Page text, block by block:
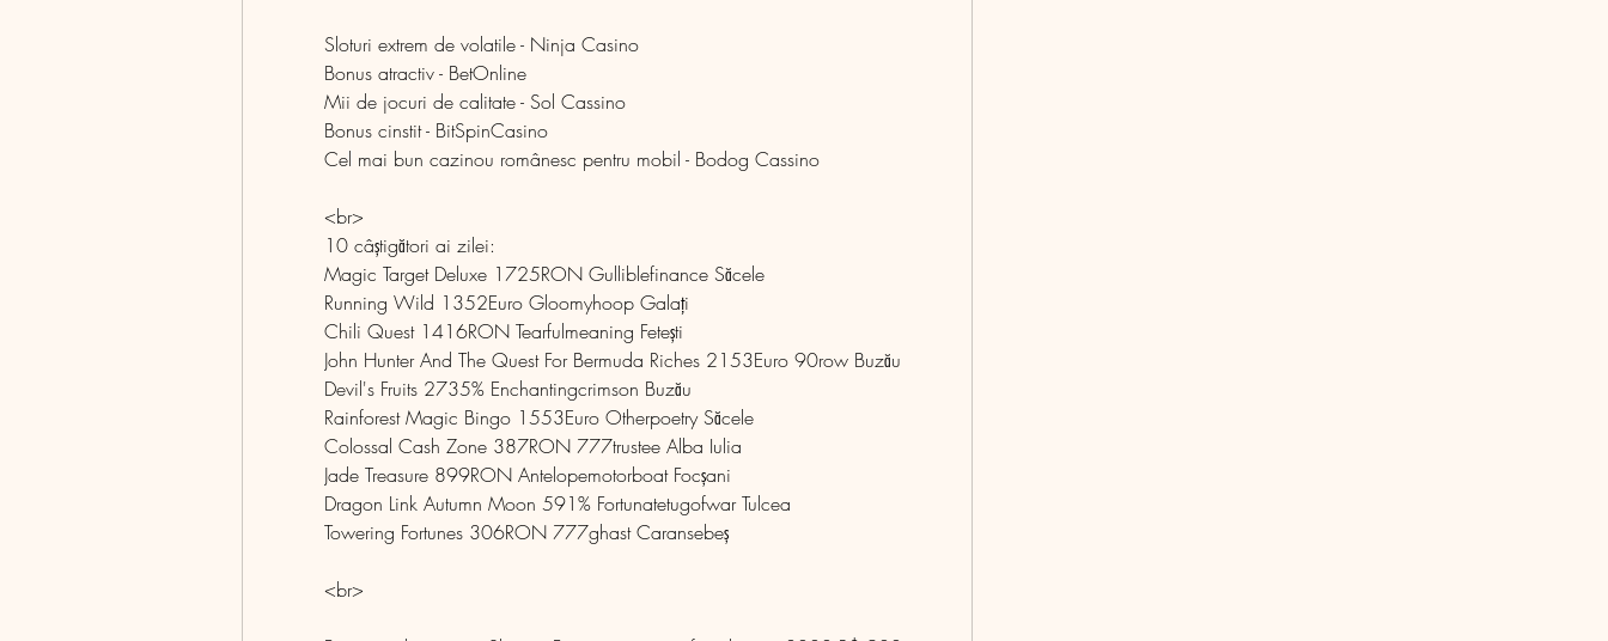
Sloturi extrem de volatile - Ninja Casino
Bonus atractiv - BetOnline
Mii de jocuri de calitate - Sol Cassino
Bonus cinstit - BitSpinCasino
Cel mai bun cazinou românesc pentru mobil - Bodog Cassino
<br>
10 câștigători ai zilei:
Magic Target Deluxe 1725RON Gulliblefinance Săcele
Running Wild 1352Euro Gloomyhoop Galați
Chili Quest 1416RON Tearfulmeaning Fetești
John Hunter And The Quest For Bermuda Riches 2153Euro 90row Buzău
Devil's Fruits 2735% Enchantingcrimson Buzău
Rainforest Magic Bingo 1553Euro Otherpoetry Săcele
Colossal Cash Zone 387RON 777trustee Alba Iulia
Jade Treasure 899RON Antelopemotorboat Focșani
Dragon Link Autumn Moon 591% Fortunatetugofwar Tulcea
Towering Fortunes 306RON 777ghast Caransebeș
<br>